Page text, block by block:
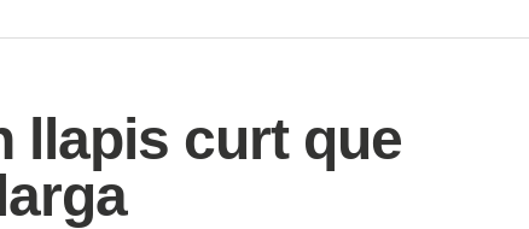
llapis curt que